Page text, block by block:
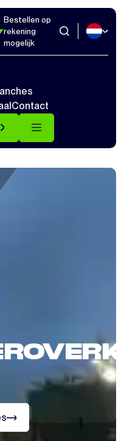
Bestellen op
rekening
mogelijk
Contact